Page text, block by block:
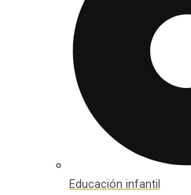
Educación infantil